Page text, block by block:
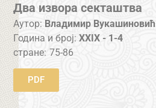
Два извора секташтва
Аутор: Владимир Вукашиновић
Година и број:XXIX - 1-4
стране: 75-86
PDF